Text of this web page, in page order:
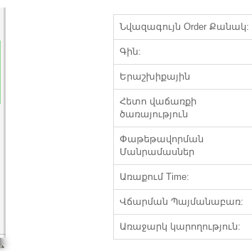
Նվազագույն Order Քանակ:
Գին:
Երաշխիքային
Հետո վաճառքի
ծառայություն
Փաթեթավորման
Մանրամասներ
Առաքում Time:
Վճարման Պայմանաբառ:
Առաջարկ կարողություն: